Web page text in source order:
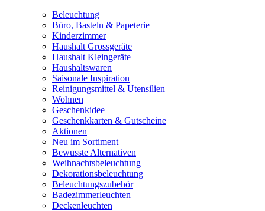
Beleuchtung
Büro, Basteln & Papeterie
Kinderzimmer
Haushalt Grossgeräte
Haushalt Kleingeräte
Haushaltswaren
Saisonale Inspiration
Reinigungsmittel & Utensilien
Wohnen
Geschenkidee
Geschenkkarten & Gutscheine
Aktionen
Neu im Sortiment
Bewusste Alternativen
Weihnachtsbeleuchtung
Dekorationsbeleuchtung
Beleuchtungszubehör
Badezimmerleuchten
Deckenleuchten